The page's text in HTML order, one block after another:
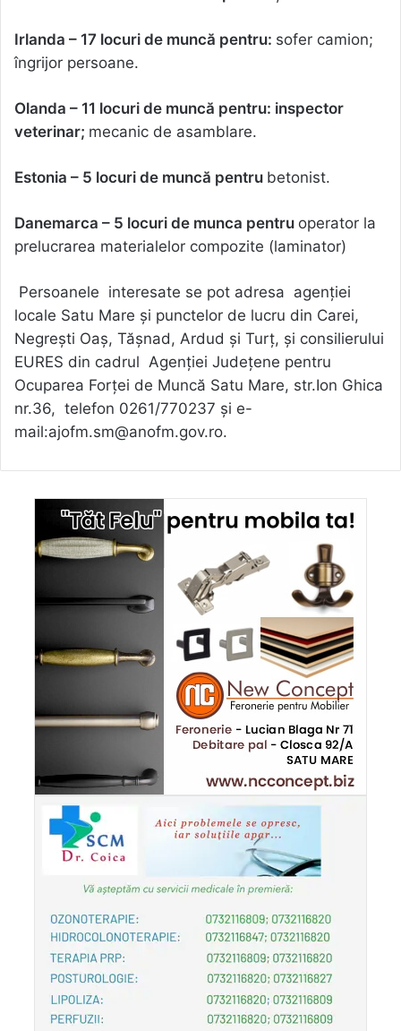
Irlanda – 17 locuri de muncă pentru: sofer camion;
îngrijor persoane.
Olanda – 11 locuri de muncă pentru: inspector
veterinar; mecanic de asamblare.
Estonia – 5 locuri de muncă pentru betonist.
Danemarca – 5 locuri de munca pentru operator la
prelucrarea materialelor compozite (laminator)
Persoanele interesate se pot adresa agenției
locale Satu Mare și punctelor de lucru din Carei,
Negrești Oaș, Tășnad, Ardud și Turț, și consilierului
EURES din cadrul Agenției Județene pentru
Ocuparea Forței de Muncă Satu Mare, str.Ion Ghica
nr.36, telefon 0261/770237 și e-
mail:ajofm.sm@anofm.gov.ro.